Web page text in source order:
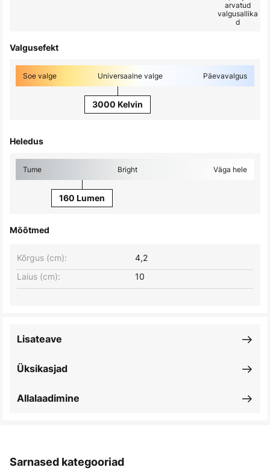
arvatud
valgusallika
d
Valgusefekt
Soe valge Universaalne valge Päevavalgus
3000 Kelvin
Heledus
Tume Bright Väga hele
160 Lumen
Mõõtmed
Laius (cm): 10
Kõrgus (cm): 4,2
Üksikasjad
Lisateave
Allalaadimine
Sarnased kategooriad